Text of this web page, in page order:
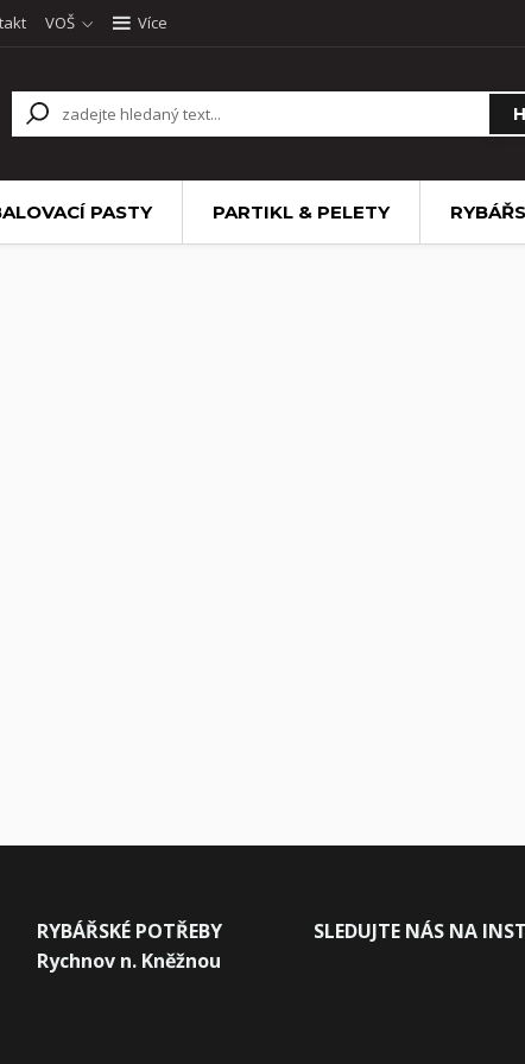
VOŠ Více
PASTY PARTIKL & PELETY
RYBÁŘSKÉ POTŘEBY
Rychnov n. Kněžnou
SLEDUJTE NÁS NA